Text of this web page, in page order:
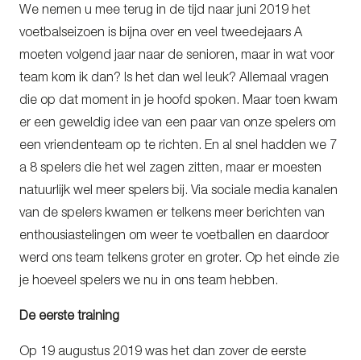
We nemen u mee terug in de tijd naar juni 2019 het
voetbalseizoen is bijna over en veel tweedejaars A
moeten volgend jaar naar de senioren, maar in wat voor
team kom ik dan? Is het dan wel leuk? Allemaal vragen
die op dat moment in je hoofd spoken. Maar toen kwam
er een geweldig idee van een paar van onze spelers om
een vriendenteam op te richten. En al snel hadden we 7
a 8 spelers die het wel zagen zitten, maar er moesten
natuurlijk wel meer spelers bij. Via sociale media kanalen
van de spelers kwamen er telkens meer berichten van
enthousiastelingen om weer te voetballen en daardoor
werd ons team telkens groter en groter. Op het einde zie
je hoeveel spelers we nu in ons team hebben.
De eerste training
Op 19 augustus 2019 was het dan zover de eerste